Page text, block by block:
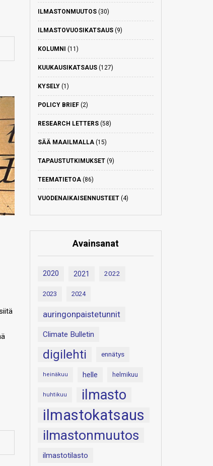
ILMASTONMUUTOS(30)
ILMASTOVUOSIKATSAUS(9)
KOLUMNI (11)
KUUKAUSIKATSAUS(127)
KYSELY(1)
POLICY BRIEF(2)
RESEARCH LETTERS(58)
SÄÄ MAAILMALLA(15)
TAPAUSTUTKIMUKSET(9)
TEEMATIETOA(86)
VUODENAIKAISENNUSTEET(4)
Avainsanat
2020 2021 2022
2023 2024
auringonpaistetunnit
Climate Bulletin
digilehti ennätys
heinäkuu helle helmikuu
huhtikuu ilmasto
ilmastokatsaus
ilmastonmuutos
ilmastotilasto